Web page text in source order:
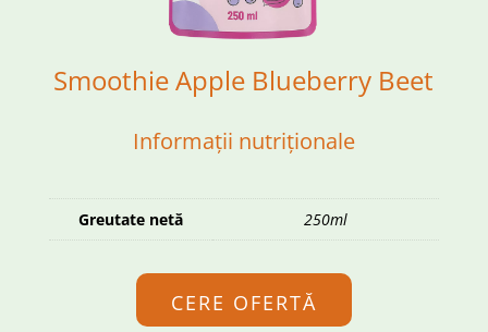
Smoothie Apple Blueberry Beet
Informații nutriționale
Greutate netă 250ml
CERE OFERTĂ